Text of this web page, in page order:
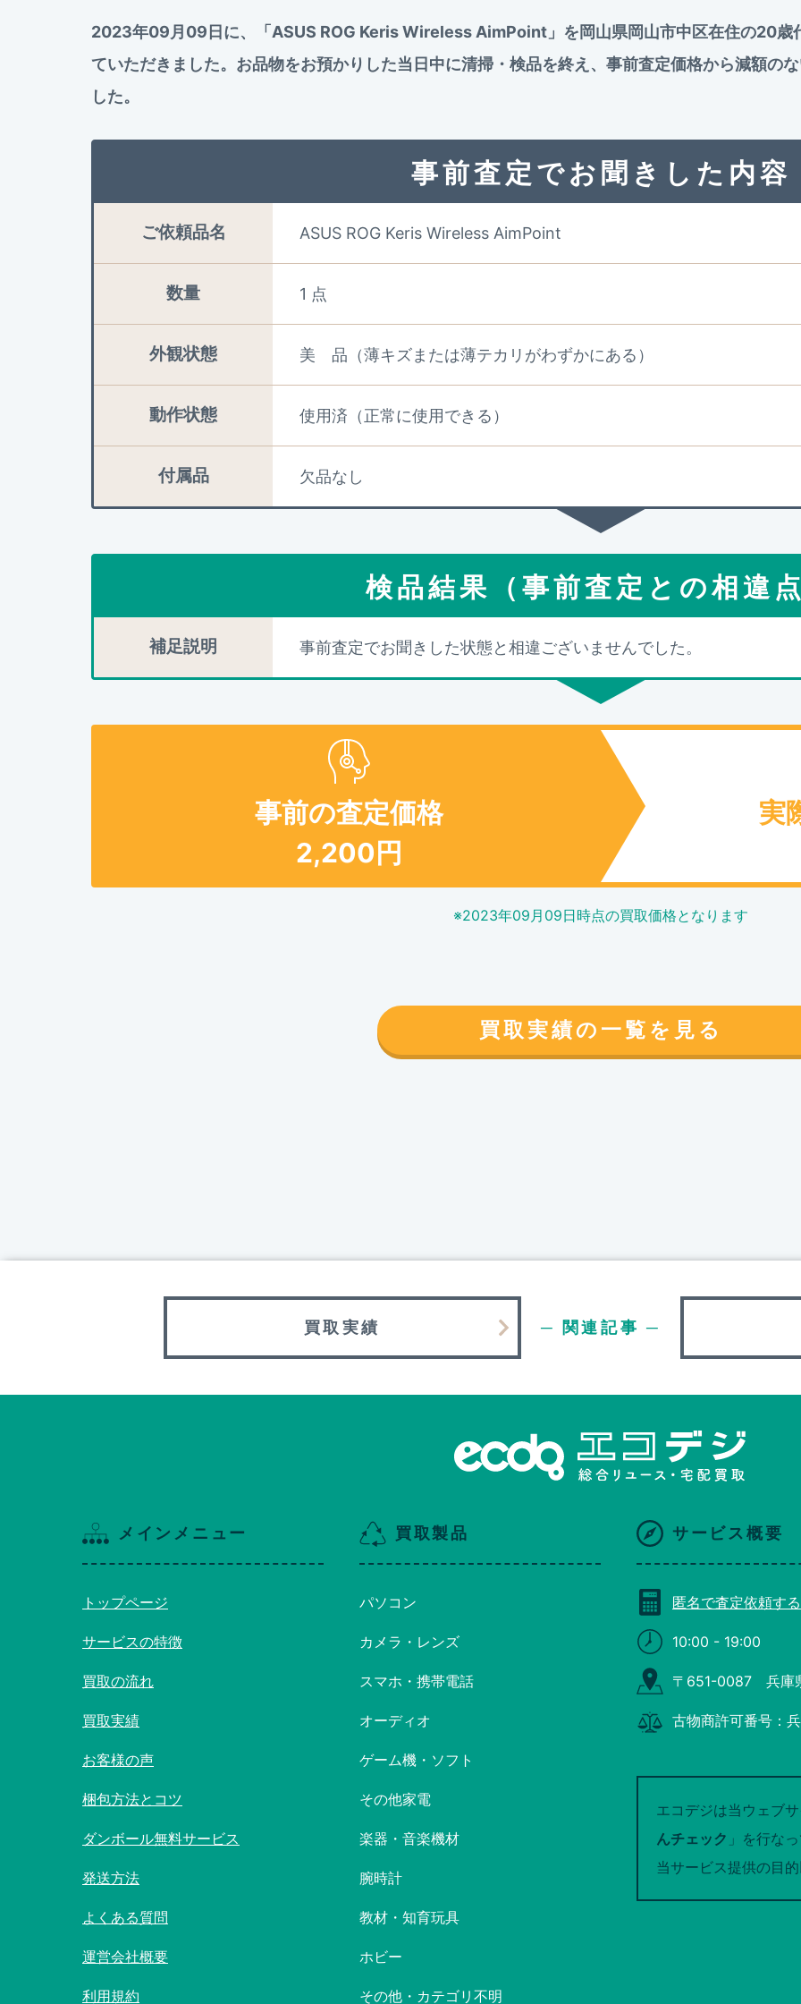
2023年09月09日に、「ASUS ROG Keris Wireless AimPoint」を岡山県岡山市中区在住の20歳
ていただきました。お品物をお預かりした当日中に清掃・検品を終え、事前査定価格から減額の
した。
事前査定でお聞きした内容
ご依頼品名 ASUS ROG Keris Wireless AimPoint
数量 1 点
外観状態 美 品（薄キズまたは薄テカリがわずかにある）
動作状態 使用済（正常に使用できる）
付属品 欠品なし
検品結果（事前査定との相違
補足説明 事前査定でお聞きした状態と相違ございませんでした。
事前の査定価格
2,200 円
実
※2023年09月09日時点の買取価格となります
買取実績の一覧を見る
買取実績 ─ 関連記事 ─
メインメニュー
トップページ
サービスの特徴
買取の流れ
買取実績
お客様の声
梱包方法とコツ
ダンボール無料サービス
発送方法
よくある質問
運営会社概要
利用規約
買取製品
パソコン
カメラ・レンズ
スマホ・携帯電話
オーディオ
ゲーム機・ソフト
その他家電
楽器・音楽機材
腕時計
教材・知育玩具
ホビー
その他・カテゴリ不明
サービス概要
匿名で査定依頼する
10:00 - 19:00
〒651-0087 兵庫
古物商許可番号：
エコデジは当ウェブ
んチェック 」を行な
当サービス提供の目